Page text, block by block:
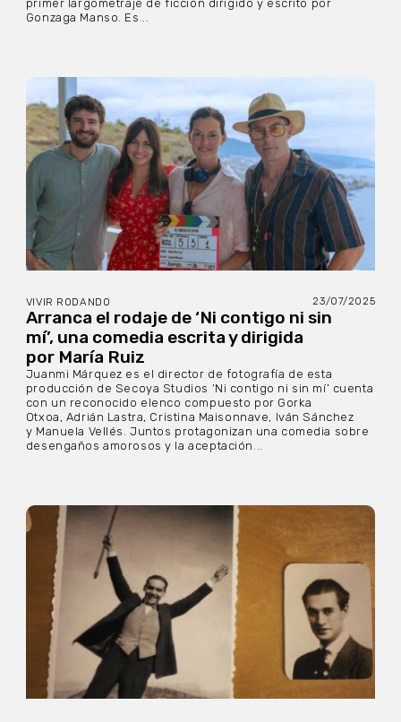
primer largometraje de ficción dirigido y escrito por
Gonzaga Manso. Es...
VIVIR RODANDO 23/07/2025
Arranca el rodaje de ‘Ni contigo ni sin
mí’, una comedia escrita y dirigida
por María Ruiz
Juanmi Márquez es el director de fotografía de esta
producción de Secoya Studios ‘Ni contigo ni sin mí’ cuenta
con un reconocido elenco compuesto por Gorka
Otxoa, Adrián Lastra, Cristina Maisonnave, Iván Sánchez
y Manuela Vellés. Juntos protagonizan una comedia sobre
desengaños amorosos y la aceptación...